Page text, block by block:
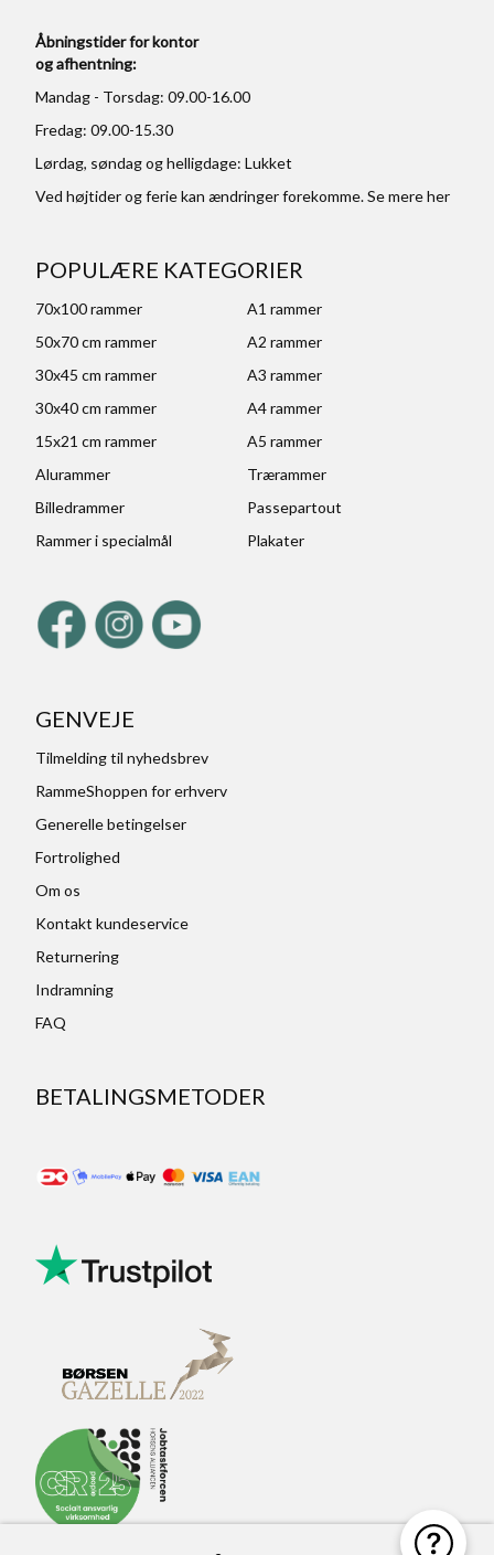
Åbningstider for kontor
og afhentning:
Mandag - Torsdag: 09.00-16.00
Fredag: 09.00-15.30
Lørdag, søndag og helligdage: Lukket
Ved højtider og ferie kan ændringer forekomme. Se mereher
POPULÆRE KATEGORIER
70x100 rammer
A1 rammer
50x70 cm rammer
A2 rammer
30x45 cm rammer
A3 rammer
30x40 cm rammer
A4 rammer
15x21 cm rammer
A5 rammer
Alurammer
Trærammer
Billedrammer
Passepartout
Rammer i specialmål
Plakater
GENVEJE
Tilmelding til nyhedsbrev
RammeShoppen for erhverv
Generelle betingelser
Fortrolighed
Om os
Kontakt kundeservice
Returnering
Indramning
FAQ
BETALINGSMETODER